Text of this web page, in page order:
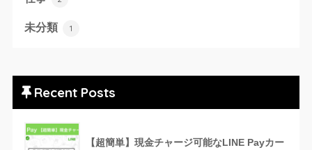
未分類 1
Recent Posts
【超簡単】現金チャージ可能なLINE Payカー